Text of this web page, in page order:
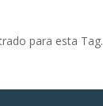
para esta Tag.